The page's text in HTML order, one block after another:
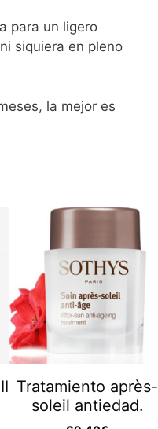
para un ligero
siquiera en pleno
la mejor es
Tratamiento après-
soleil antiedad.